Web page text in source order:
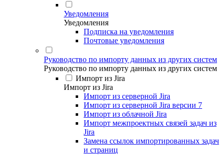
Уведомления
Уведомления
Подписка на уведомления
Почтовые уведомления
Руководство по импорту данных из других систем
Руководство по импорту данных из других систем
Импорт из Jira
Импорт из Jira
Импорт из серверной Jira
Импорт из серверной Jira версии 7
Импорт из облачной Jira
Импорт межпроектных связей задач из
Jira
Замена ссылок импортированных задач
и страниц